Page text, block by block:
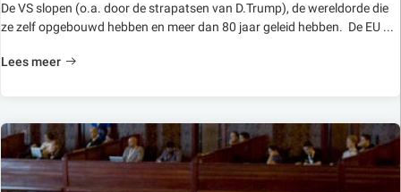
De VS slopen (o.a. door de strapatsen van D.Trump), de wereldorde die
ze zelf opgebouwd hebben en meer dan 80 jaar geleid hebben. De EU ...
Lees meer